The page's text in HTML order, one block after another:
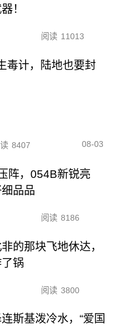
！
阅读 11013
毒计，陆地也要封
8407 08-03
阵，054B新锐亮
品品
阅读 8186
的那块飞地休达，
锅
阅读 3800
斯基泼冷水，“爱国